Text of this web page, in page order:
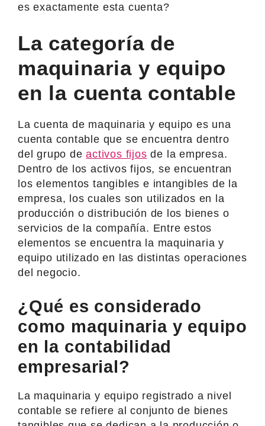
es exactamente esta cuenta?
La categoría de
maquinaria y equipo
en la cuenta contable
La cuenta de maquinaria y equipo es una
cuenta contable que se encuentra dentro
del grupo deactivos fijos de la empresa.
Dentro de los activos fijos, se encuentran
los elementos tangibles e intangibles de la
empresa, los cuales son utilizados en la
producción o distribución de los bienes o
servicios de la compañía. Entre estos
elementos se encuentra la maquinaria y
equipo utilizado en las distintas operaciones
del negocio.
¿Qué es considerado
como maquinaria y equipo
en la contabilidad
empresarial?
La maquinaria y equipo registrado a nivel
contable se refiere al conjunto de bienes